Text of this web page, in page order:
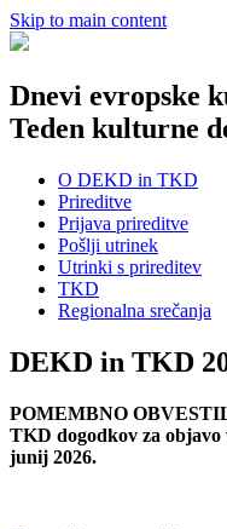
Skip to main content
Dnevi evropske
Teden kulturne
O DEKD in TKD
Prireditve
Prijava prireditve
Pošlji utrinek
Utrinki s prireditev
TKD
Regionalna srečanja
DEKD in TKD
POMEMBNO
TKD dogodkov za
junij 2026.